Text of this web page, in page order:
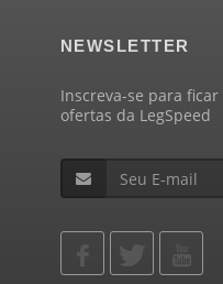
NEWSLETTER
Inscreva-se para
ofertas da LegSpeed